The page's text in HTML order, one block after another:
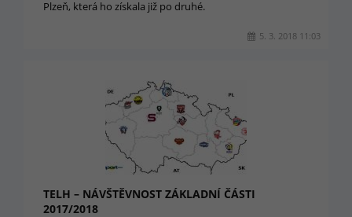
Plzeň, která ho získala již po druhé.
5. 3. 2018 11:03
TELH – NÁVŠTĚVNOST ZÁKLADNÍ ČÁSTI
2017/2018